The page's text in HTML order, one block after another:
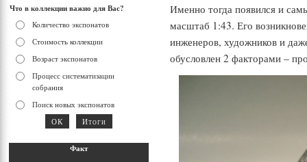
Именно тогда появился и
масштаб 1:43. Его
инженеров, художников и
обусловлен 2 факторами –
Что в коллекции важно для Вас?
Количество экспонатов
Стоимость коллекции
Возраст экспонатов
Процесс систематизации
собрания
Поиск новых экспонатов
Факт